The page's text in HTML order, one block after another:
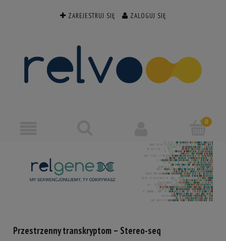
ZAREJESTRUJ SIĘ ZALOGUJ SIĘ
Przestrzenny transkryptom – Stereo-seq